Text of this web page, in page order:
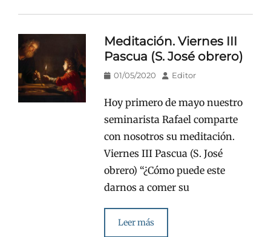
Meditación. Viernes III
Pascua (S. José obrero)
Publicado
01/05/2020 AutorEditor
Hoy primero de mayo nuestro
seminarista Rafael comparte
con nosotros su meditación.
Viernes III Pascua (S. José
obrero) “¿Cómo puede este
darnos a comer su
Leer más